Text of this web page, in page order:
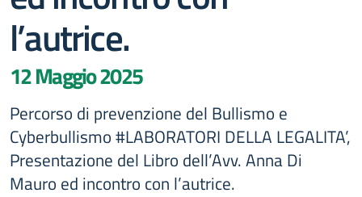
l’autrice.
12 Maggio 2025
Percorso di prevenzione del Bullismo e
Cyberbullismo #LABORATORI DELLA LEGALITA’,
Presentazione del Libro dell’Avv. Anna Di
Mauro ed incontro con l’autrice.